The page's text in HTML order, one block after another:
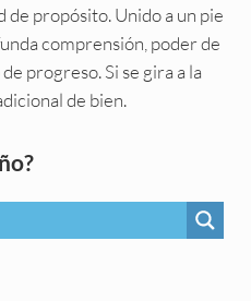
propósito. Unido a un pie
comprensión, poder de
progreso. Si se gira a la
de bien.